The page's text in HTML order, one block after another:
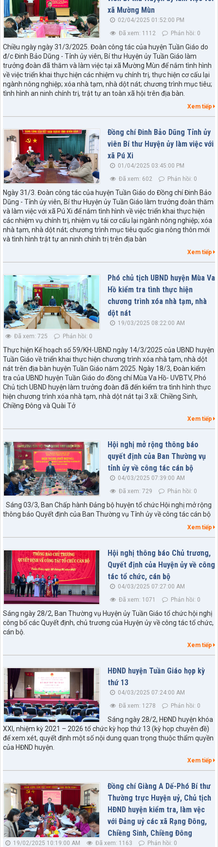
xã Mường Mùn
02/04/2025 01:52:00 PM
Đã xem: 1112
Phản hồi: 0
Chiều ngày ngày 31/3/2025. Đoàn công tác của huyện Tuần Giáo do
đ/c Đinh Bảo Dũng - Tỉnh ủy viên, Bí thư Huyện ủy Tuần Giáo làm
trưởng đoàn đã thăm và làm việc tại xã Mường Mùn để nắm tình hình
về việc triển khai thực hiện các nhiệm vụ chính trị, thực hiện cơ cấu lại
ngành nông nghiệp; xóa nhà tạm, nhà dột nát; chương trình mục tiêu;
tình hình an ninh chính trị, trật tự an toàn xã hội trên địa bàn.
Xem tiếp
Đồng chí Đinh Bảo Dũng Tỉnh ủy
viên Bí thư Huyện ủy làm việc với
xã Pú Xi
01/04/2025 03:45:00 PM
Đã xem: 602
Phản hồi: 0
Ngày 31/3. Đoàn công tác của huyện Tuần Giáo do Đồng chí Đinh Bảo
Dũng - Tỉnh ủy viên, Bí thư Huyện ủy Tuần Giáo làm trưởng đoàn thăm
và làm việc với xã Pú Xi để nắm tình hình về việc triển khai thực hiện
các nhiệm vụ chính trị, nhiệm vụ tái cơ cấu lại ngành nông nghiệp; xóa
nhà tạm, nhà dột nát; chương trình mục tiêu quốc gia nông thôn mới
và tình hình trật tự an ninh chính trị trên địa bàn
Xem tiếp
Phó chủ tịch UBND huyện Mùa Va
Hồ kiểm tra tình thực hiện
chương trình xóa nhà tạm, nhà
dột nát
19/03/2025 08:22:00 AM
Đã xem: 725
Phản hồi: 0
Thực hiện Kế hoạch số 59/KH-UBND ngày 14/3/2025 của UBND huyện
Tuần Giáo về triển khai thực hiện chương trình xóa nhà tạm, nhà dột
nát trên địa bàn huyện Tuần Giáo năm 2025. Ngày 18/3, Đoàn kiểm
tra của UBND huyện Tuần Giáo do đồng chí Mùa Va Hồ- UVBTV, Phó
Chủ tịch UBND huyện làm trưởng đoàn đã đến kiểm tra tình hình thực
hiện chương trình xóa nhà tạm, nhà dột nát tại 3 xã: Chiềng Sinh,
Chiềng Đông và Quài Tở
Xem tiếp
Hội nghị mở rộng thông báo
quyết định của Ban Thường vụ
tỉnh ủy về công tác cán bộ
04/03/2025 07:39:00 AM
Đã xem: 729
Phản hồi: 0
Sáng 03/3, Ban Chấp hành Đảng bộ huyện tổ chức Hội nghị mở rộng
thông báo Quyết định của Ban Thường vụ Tỉnh ủy về công tác cán bộ
Xem tiếp
Hội nghị thông báo Chủ trương,
Quyết định của Huyện ủy về công
tác tổ chức, cán bộ
04/03/2025 07:27:00 AM
Đã xem: 1071
Phản hồi: 0
Sáng ngày 28/2, Ban Thường vụ Huyện ủy Tuần Giáo tổ chức hội nghị
công bố các Quyết định, chủ trương của Huyện ủy về công tác tổ chức,
cán bộ.
Xem tiếp
HĐND huyện Tuần Giáo họp kỳ
thứ 13
04/03/2025 07:24:00 AM
Đã xem: 1278
Phản hồi: 0
Sáng ngày 28/2, HĐND huyện khóa
XXI, nhiệm kỳ 2021 – 2026 tổ chức kỳ họp thứ 13 (kỳ họp chuyên đề)
để xem xét, quyết định một số nội dung quan trọng thuộc thẩm quyền
của HĐND huyện.
Xem tiếp
Đồng chí Giàng A Dế-Phó Bí thư
Thường trực Huyện uỷ, Chủ tịch
HĐND huyện kiểm tra, làm vệc
với Đảng uỷ các xã Rạng Đông,
Chiềng Sinh, Chiềng Đông
19/02/2025 10:19:00 AM Đã xem: 1163 Phản hồi: 0